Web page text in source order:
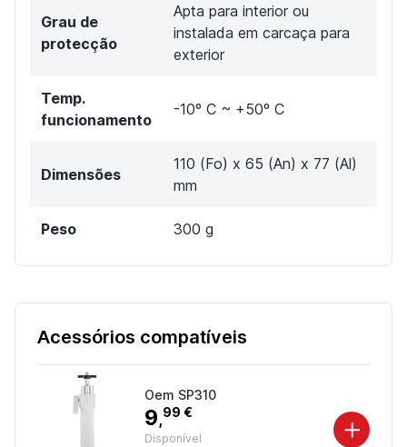
Grau de
protecção
Apta para interior ou
instalada em carcaça para
exterior
Temp.
funcionamento
-10º C ~ +50º C
Dimensões
110 (Fo) x 65 (An) x 77 (Al)
mm
Peso 300 g
Acessórios compatíveis
Oem SP310
9,99 €
Disponível